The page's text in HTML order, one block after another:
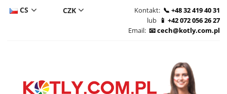
CS
Kontakt:
+48 32 419 40 31
lub
+42 072 056 26 27
Email:
cech@kotly.com.pl